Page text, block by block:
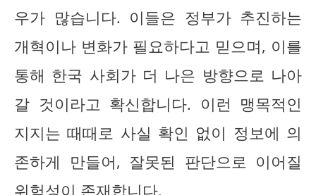
우가 많습니다. 이들은 정부가 추진하는
개혁이나 변화가 필요하다고 믿으며, 이를
통해 한국 사회가 더 나은 방향으로 나아
갈 것이라고 확신합니다. 이런 맹목적인
지지는 때때로 사실 확인 없이 정보에 의
존하게 만들어, 잘못된 판단으로 이어질
위험성이 존재합니다.